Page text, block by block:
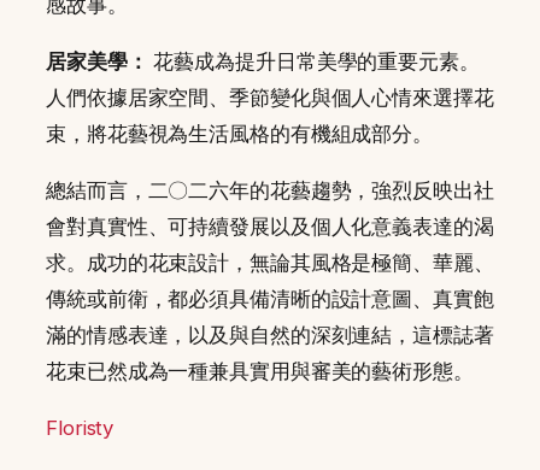
感故事。
居家美學： 花藝成為提升日常美學的重要元素。
人們依據居家空間、季節變化與個人心情來選擇花
束，將花藝視為生活風格的有機組成部分。
總結而言，二〇二六年的花藝趨勢，強烈反映出社
會對真實性、可持續發展以及個人化意義表達的渴
求。成功的花束設計，無論其風格是極簡、華麗、
傳統或前衛，都必須具備清晰的設計意圖、真實飽
滿的情感表達，以及與自然的深刻連結，這標誌著
花束已然成為一種兼具實用與審美的藝術形態。
Floristy